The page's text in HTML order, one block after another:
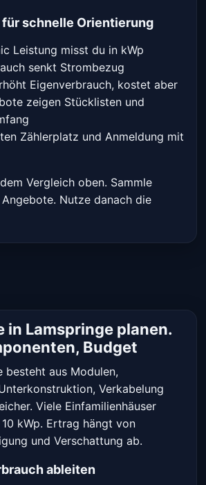
für schnelle Orientierung
Leistung misst du in kWp
senkt Strombezug
Eigenverbrauch, kostet aber
zeigen Stücklisten und
Zählerplatz und Anmeldung mit
Vergleich oben. Sammle
Nutze danach die
in Lamspringe planen.
Budget
besteht aus Modulen,
Verkabelung
Viele Einfamilienhäuser
kWp. Ertrag hängt von
und Verschattung ab.
ableiten